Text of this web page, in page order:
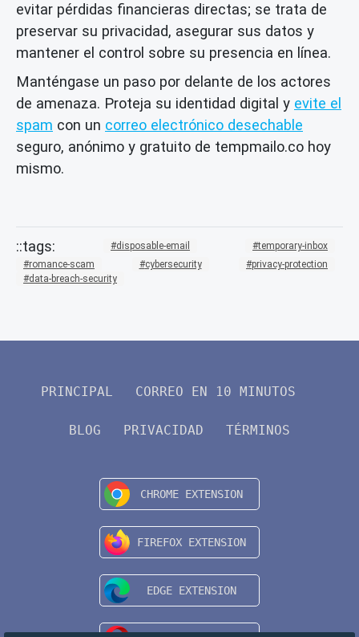
evitar pérdidas financieras directas; se trata de
preservar su privacidad, asegurar sus datos y
mantener el control sobre su presencia en línea.
Manténgase un paso por delante de los actores
de amenaza. Proteja su identidad digital y evite el
spam con un correo electrónico desechable
seguro, anónimo y gratuito de tempmailo.co hoy
mismo.
disposable-email
temporary-inbox
romance-scam
cybersecurity
privacy-protection
data-breach-security
PRINCIPAL CORREO EN 10 MINUTOS
BLOG PRIVACIDAD TÉRMINOS